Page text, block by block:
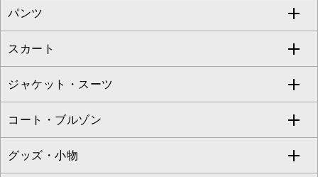
Jocomomola
TARA JARMON
ZAPA
TONEA
al'aise modulation
カットソー・Tシャツ
ブラウス・シャツ
ニット・セーター
カーディガン
アンサンブルセット
すべてのワンピース・ドレス
ワンピース
ドレス
チュニック
ジャンパースカート
パンツ
すべてのパンツ
フルレングスパンツ
クロップド・半端丈パンツ
ガウチョ・ワイドパンツ
スカート
すべてのスカート
ロング・マキシ丈スカート
ひざ丈スカート
ジャケット・スーツ
すべてのジャケット・スーツ
テーラードジャケット
コート・ブルゾン
すべてのコート・ブルゾン
グッズ・小物